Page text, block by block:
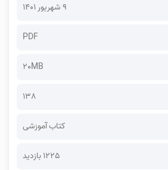
۹ شهریور ۱۴۰۱
PDF
20MB
138
کتاب آموزشی
1225 بازدید